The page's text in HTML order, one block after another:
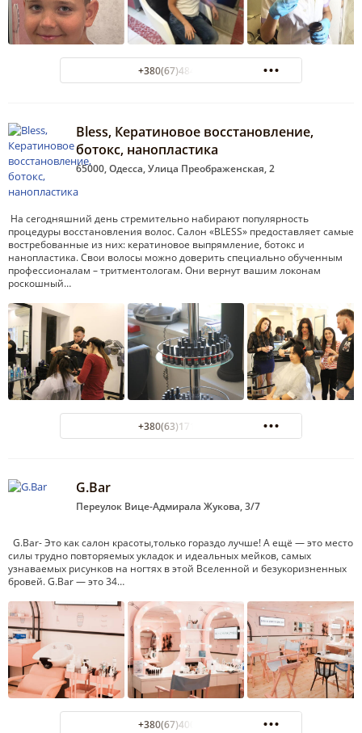
+380(67)484-47-00
Bless, Кератиновое восстановление,
ботокс, нанопластика
65000, Одесса, Улица Преображенская, 2
На сегодняшний день стремительно набирают популярность
процедуры восстановления волос. Салон «BLESS» предоставляет самые
востребованные из них: кератиновое выпрямление, ботокс и
нанопластика. Свои волосы можно доверить специально обученным
профессионалам – тритментологам. Они вернут вашим локонам
роскошный…
+380(63)171-13-13
G.Bar
Переулок Вице-Адмирала Жукова, 3/7
G.Bar- Это как салон красоты,только гораздо лучше! А ещё — это место
силы трудно повторяемых укладок и идеальных мейков, самых
узнаваемых рисунков на ногтях в этой Вселенной и безукоризненных
бровей. G.Bar — это 34…
+380(67)400-81-11